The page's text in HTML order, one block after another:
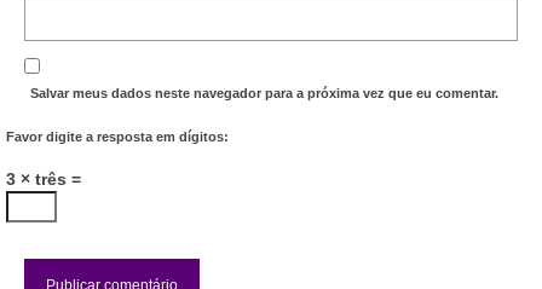
Salvar meus dados neste navegador para a próxima vez que eu comentar.
Favor digite a resposta em dígitos:
3 × três =